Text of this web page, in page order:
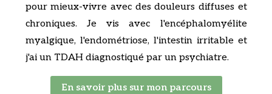
pour mieux-vivre avec des douleurs diffuses et
chroniques. Je vis avec l'encéphalomyélite
myalgique, l'endométriose, l'intestin irritable et
j'ai un TDAH diagnostiqué par un psychiatre.
En savoir plus sur mon parcours